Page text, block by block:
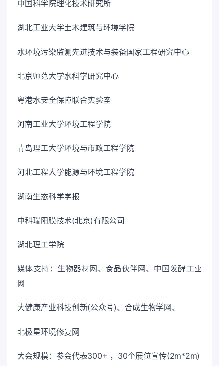
中国科学院理化技术研究所
湖北工业大学土木建筑与环境学院
水环境污染监测先进技术与装备国家工程研究中心
北京师范大学水科学研究中心
粤港水安全保障联合实验室
河南工业大学环境工程学院
青岛理工大学环境与市政工程学院
河北工程大学能源与环境工程学院
湖南生态科学学报
中科瑞阳膜技术(北京)有限公司
湖北理工学院
媒体支持：生物器材网、食品伙伴网、中国发酵工业
网
大健康产业科技创新(公众号)、合成生物学网、
北极星环境修复网
大会规模：参会代表300+ ，30个展位宣传(2m*2m)